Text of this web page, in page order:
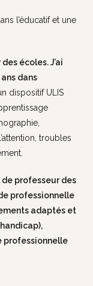
l’éducatif et une
écoles. J’ai
dans
dispositif ULIS
troubles
professeur des
professionnelle
adaptés et
professionnelle